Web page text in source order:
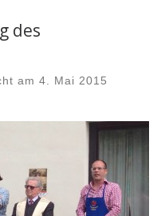
des
am4. Mai 2015